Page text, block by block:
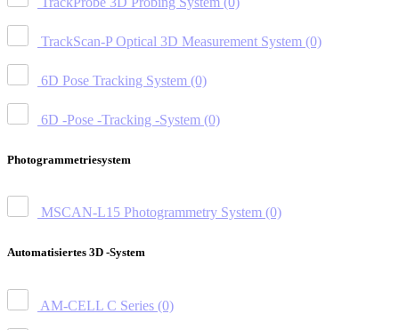
TrackScan-P Optical 3D Measurement System (0)
6D Pose Tracking System (0)
6D -Pose -Tracking -System (0)
Photogrammetriesystem
MSCAN-L15 Photogrammetry System (0)
Automatisiertes 3D -System
AM-CELL C Series (0)